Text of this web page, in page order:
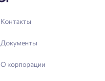
Контакты
Документы
О корпорации